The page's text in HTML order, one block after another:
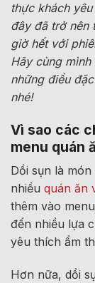
thực khách
đây đã trở nên
giờ hết với
Hãy cùng
những điều
nhé!
Vì sao các
menu quán
Dồi sụn là
nhiều quán ăn
thêm vào
đến nhiều lựa
yêu thích ẩm
Hơn nữa, dồi